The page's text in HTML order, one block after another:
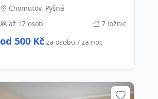
Chomutov, Pyšná
až 17 osob
7 ložnic
od 500 Kč za osobu / za noc